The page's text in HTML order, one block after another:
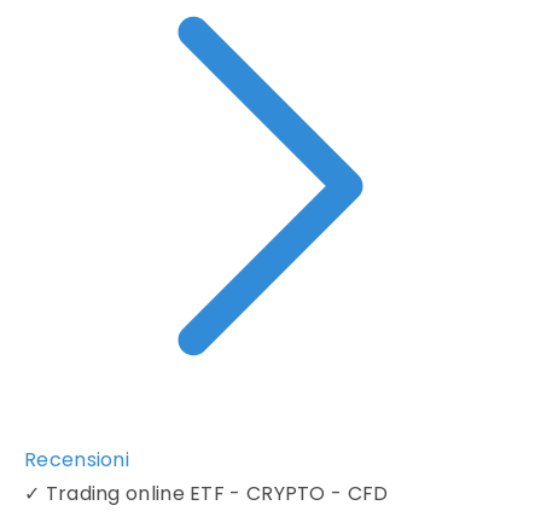
Recensioni
✓ Trading online ETF - CRYPTO - CFD